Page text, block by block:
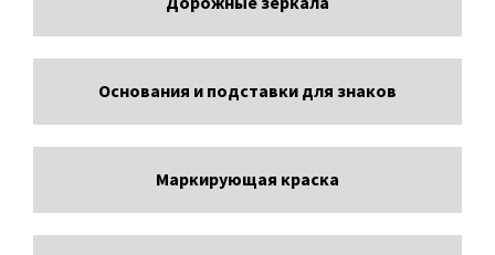
Основания и подставки для знаков
Маркирующая краска